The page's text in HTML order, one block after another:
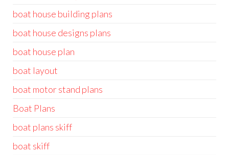
boat house building plans
boat house designs plans
boat house plan
boat layout
boat motor stand plans
Boat Plans
boat plans skiff
boat skiff